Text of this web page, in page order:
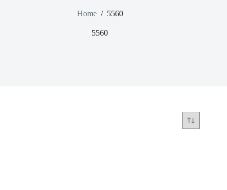
Home / 5560
5560